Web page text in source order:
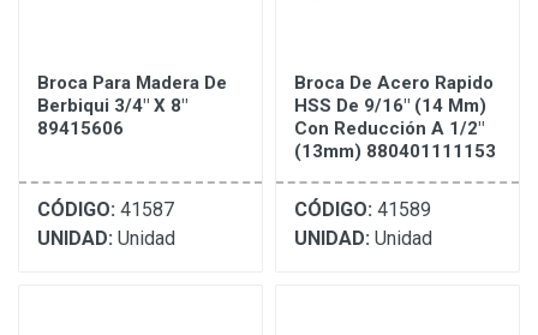
Broca Para Madera De
Berbiqui 3/4" X 8"
89415606
CÓDIGO: 41587
UNIDAD: Unidad
Broca De Acero Rapido
HSS De 9/16" (14 Mm)
Con Reducción A 1/2"
(13mm) 880401111153
CÓDIGO: 41589
UNIDAD: Unidad